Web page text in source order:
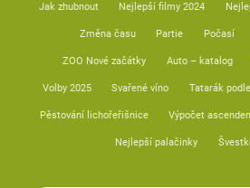
Jak zhubnout Nejlepší filmy 2024
Změna času Partie Počasí
ZOO Nové začátky Auto – katalog
Volby 2025 Svařené víno Tatarák
Pěstování lichořeřišnice Výpočet
Nejlepší palačinky